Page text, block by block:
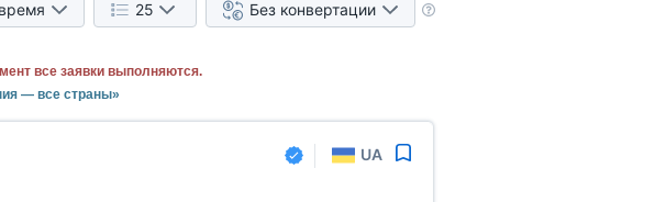
25 Без конвертации
все заявки выполняются.
— все страны»
UA